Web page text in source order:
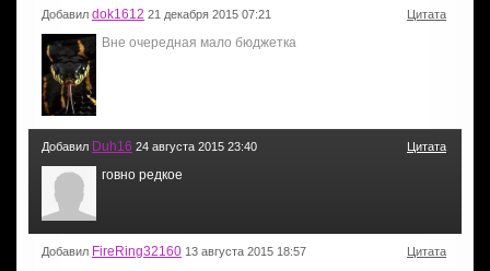
Добавил dok1612 21 декабря 2015 07:21 Цитата
Вне очередная мало бюджетка
Добавил Duh16 24 августа 2015 23:40 Цитата
говно редкое
Добавил FireRing32160 13 августа 2015 18:57 Цитата